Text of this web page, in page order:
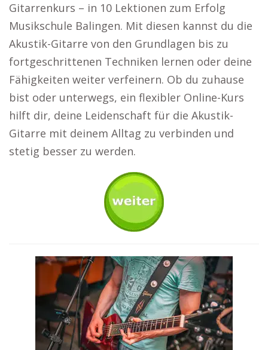
Gitarrenkurs – in 10 Lektionen zum Erfolg
Musikschule Balingen. Mit diesen kannst du die
Akustik-Gitarre von den Grundlagen bis zu
fortgeschrittenen Techniken lernen oder deine
Fähigkeiten weiter verfeinern. Ob du zuhause
bist oder unterwegs, ein flexibler Online-Kurs
hilft dir, deine Leidenschaft für die Akustik-
Gitarre mit deinem Alltag zu verbinden und
stetig besser zu werden.